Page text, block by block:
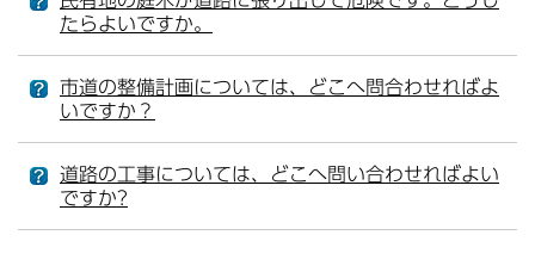
たらよいですか。
市道の整備計画については、どこへ問合わせればよ
いですか？
道路の工事については、どこへ問い合わせればよい
ですか?